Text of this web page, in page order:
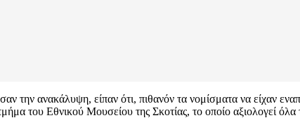
την ανακάλυψη, είπαν ότι, πιθανόν τα νομίσματα να είχαν
του Εθνικού Μουσείου της Σκοτίας, το οποίο αξιολογεί όλα